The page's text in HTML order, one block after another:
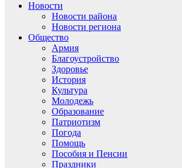
Новости
Новости района
Новости региона
Общество
Армия
Благоустройство
Здоровье
История
Культура
Молодежь
Образование
Патриотизм
Погода
Помощь
Пособия и Пенсии
Праздники